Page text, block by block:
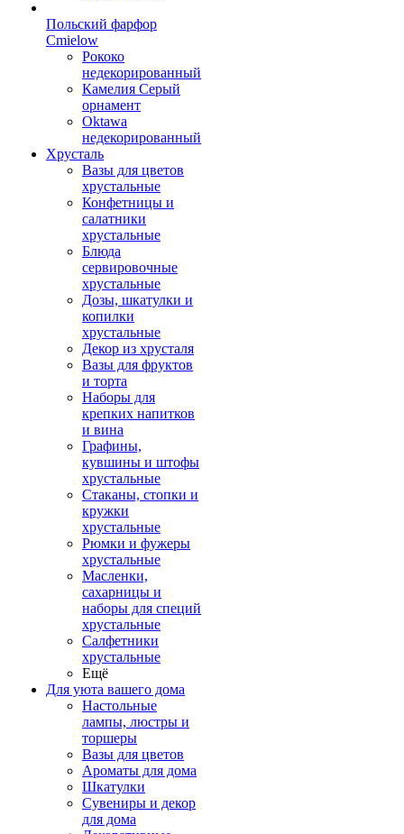
Польский фарфор
Сmielow
Рококо
недекорированный
Камелия Серый
орнамент
Oktawa
недекорированный
Хрусталь
Вазы для цветов
хрустальные
Конфетницы и
салатники
хрустальные
Блюда
сервировочные
хрустальные
Дозы, шкатулки и
копилки
хрустальные
Декор из хрусталя
Вазы для фруктов
и торта
Наборы для
крепких напитков
и вина
Графины,
кувшины и штофы
хрустальные
Стаканы, стопки и
кружки
хрустальные
Рюмки и фужеры
хрустальные
Масленки,
сахарницы и
наборы для специй
хрустальные
Салфетники
хрустальные
Ещё
Для уюта вашего дома
Настольные
лампы, люстры и
торшеры
Вазы для цветов
Ароматы для дома
Шкатулки
Сувениры и декор
для дома